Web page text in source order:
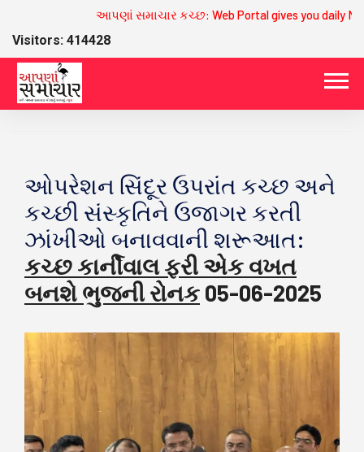
આપણાં સમાચાર કચ્છ: Web Portal gives you daily
Visitors: 414428
ઓપરેશન સિંદૂર ઉપરાંત કચ્છ અને
કચ્છી સંસ્કૃતિને ઉજાગર કરતી
ઝાંખીઓ બનાવવાની શરૂઆત:
કચ્છ કાર્નીવાલ ફરી એક વખત
બનશે ભુજની રોનક 05-06-2025